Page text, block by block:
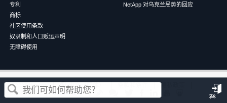
登
这篇文章对您有帮助吗？
专利
商标
社区使用条款
奴隶制和人口贩运声明
无障碍使用
NetApp 对乌克兰局势的回应
©2026NetApp 中文（简体） 条款和条件
隐私政策
Cookie 政策
Cookie 设置